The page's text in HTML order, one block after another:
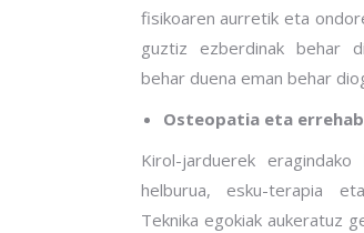
fisikoaren aurretik eta
guztiz ezberdinak behar
behar duena eman behar
Osteopatia eta
Kirol-jarduerek
helburua, esku-terapia
Teknika egokiak aukeratuz